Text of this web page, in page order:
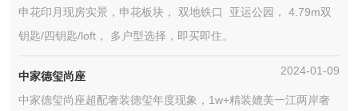
申花印月现房实景，申花板块， 双地铁口 亚运公园， 4.79m双
钥匙/四钥匙/loft， 多户型选择，即买即住。
中家德玺尚座 2024-01-09
中家德玺尚座超配奢装德玺年度现象，1w+精装媲美一江两岸奢